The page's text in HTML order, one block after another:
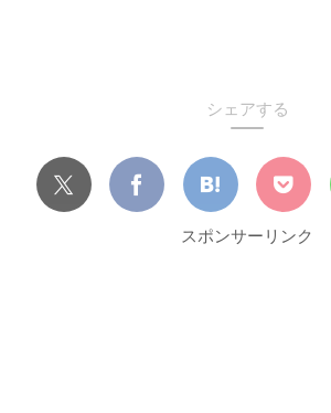
シェアする
スポンサーリンク